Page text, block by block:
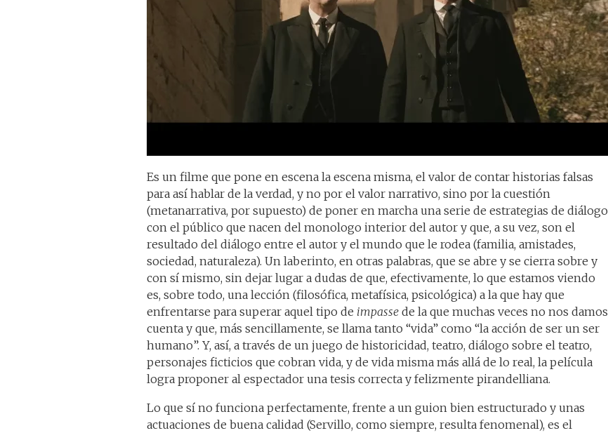
Es un filme que pone en escena la escena misma, el valor de contar historias falsas
para así hablar de la verdad, y no por el valor narrativo, sino por la cuestión
(metanarrativa, por supuesto) de poner en marcha una serie de estrategias de diálogo
con el público que nacen del monologo interior del autor y que, a su vez, son el
resultado del diálogo entre el autor y el mundo que le rodea (familia, amistades,
sociedad, naturaleza). Un laberinto, en otras palabras, que se abre y se cierra sobre y
con sí mismo, sin dejar lugar a dudas de que, efectivamente, lo que estamos viendo
es, sobre todo, una lección (filosófica, metafísica, psicológica) a la que hay que
enfrentarse para superar aquel tipo de impasse de la que muchas veces no nos damos
cuenta y que, más sencillamente, se llama tanto “vida” como “la acción de ser un ser
humano”. Y, así, a través de un juego de historicidad, teatro, diálogo sobre el teatro,
personajes ficticios que cobran vida, y de vida misma más allá de lo real, la película
logra proponer al espectador una tesis correcta y felizmente pirandelliana.
Lo que sí no funciona perfectamente, frente a un guion bien estructurado y unas
actuaciones de buena calidad (Servillo, como siempre, resulta fenomenal), es el